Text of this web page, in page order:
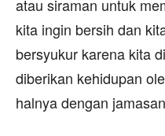
atau siraman untuk
kita ingin bersih dan
bersyukur karena kita
diberikan kehidupan
halnya dengan